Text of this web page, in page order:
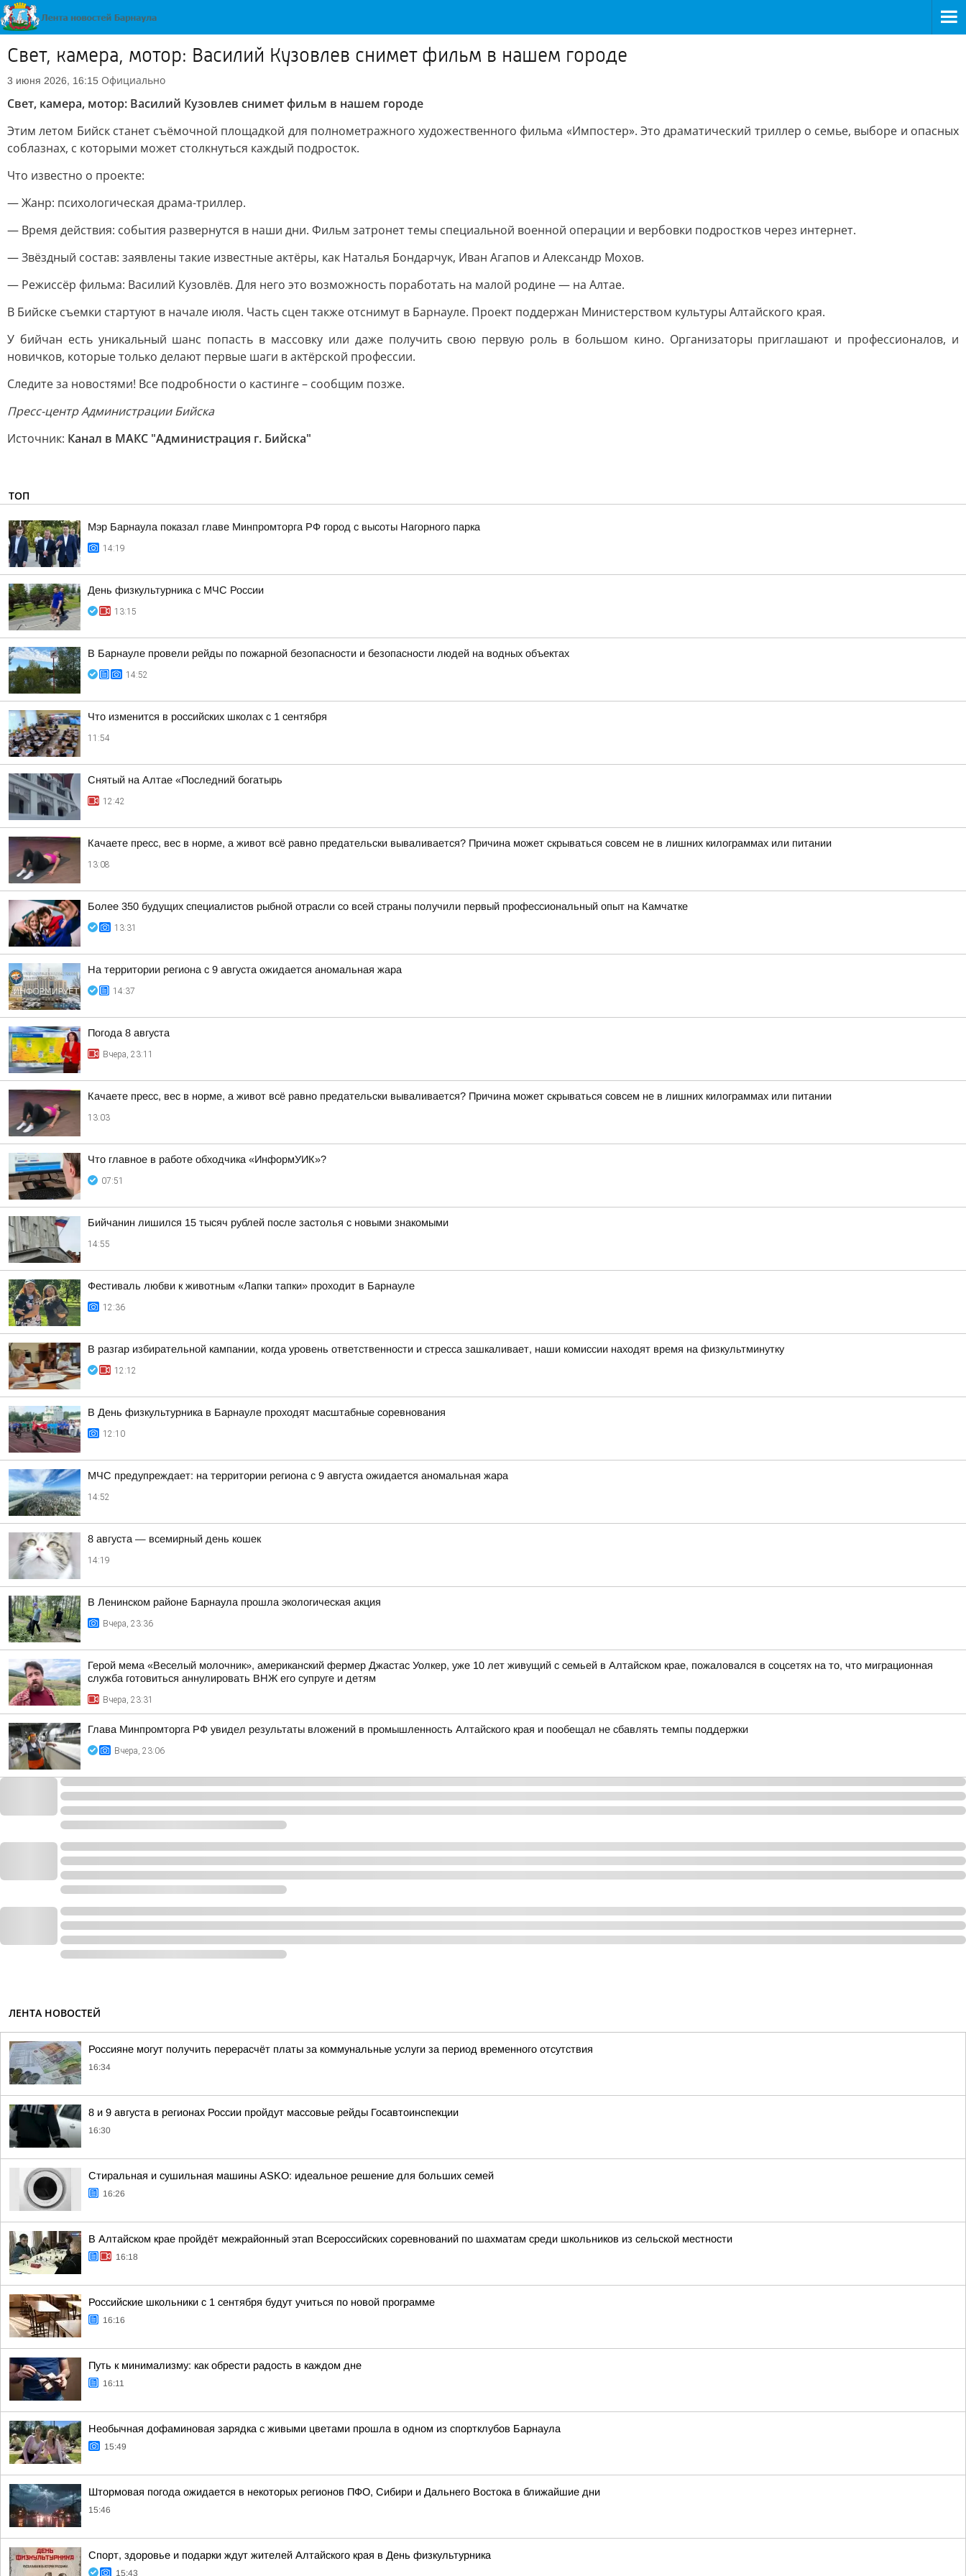
Свет, камера, мотор: Василий Кузовлев снимет фильм в нашем городе
3 июня 2026, 16:15 Официально
Свет, камера, мотор: Василий Кузовлев снимет фильм в нашем городе
Этим летом Бийск станет съёмочной площадкой для полнометражного художественного фильма «Импостер». Это драматический триллер о семье, выборе и опасных
соблазнах, с которыми может столкнуться каждый подросток.
Что известно о проекте:
— Жанр: психологическая драма-триллер.
— Время действия: события развернутся в наши дни. Фильм затронет темы специальной военной операции и вербовки подростков через интернет.
— Звёздный состав: заявлены такие известные актёры, как Наталья Бондарчук, Иван Агапов и Александр Мохов.
— Режиссёр фильма: Василий Кузовлёв. Для него это возможность поработать на малой родине — на Алтае.
В Бийске съемки стартуют в начале июля. Часть сцен также отснимут в Барнауле. Проект поддержан Министерством культуры Алтайского края.
У бийчан есть уникальный шанс попасть в массовку или даже получить свою первую роль в большом кино. Организаторы приглашают и профессионалов, и
новичков, которые только делают первые шаги в актёрской профессии.
Следите за новостями! Все подробности о кастинге – сообщим позже.
Пресс-центр Администрации Бийска
Источник: Канал в МАКС "Администрация г. Бийска"
ТОП
Мэр Барнаула показал главе Минпромторга РФ город с высоты Нагорного парка
14:19
День физкультурника с МЧС России
13:15
В Барнауле провели рейды по пожарной безопасности и безопасности людей на водных объектах
14:52
Что изменится в российских школах с 1 сентября
11:54
Снятый на Алтае «Последний богатырь
12:42
Качаете пресс, вес в норме, а живот всё равно предательски вываливается? Причина может скрываться совсем не в лишних килограммах или питании
13:08
Более 350 будущих специалистов рыбной отрасли со всей страны получили первый профессиональный опыт на Камчатке
13:31
На территории региона с 9 августа ожидается аномальная жара
14:37
Погода 8 августа
Вчера, 23:11
Качаете пресс, вес в норме, а живот всё равно предательски вываливается? Причина может скрываться совсем не в лишних килограммах или питании
13:03
Что главное в работе обходчика «ИнформУИК»?
07:51
Бийчанин лишился 15 тысяч рублей после застолья с новыми знакомыми
14:55
Фестиваль любви к животным «Лапки тапки» проходит в Барнауле
12:36
В разгар избирательной кампании, когда уровень ответственности и стресса зашкаливает, наши комиссии находят время на физкультминутку
12:12
В День физкультурника в Барнауле проходят масштабные соревнования
12:10
МЧС предупреждает: на территории региона с 9 августа ожидается аномальная жара
14:52
8 августа — всемирный день кошек
14:19
В Ленинском районе Барнаула прошла экологическая акция
Вчера, 23:36
Герой мема «Веселый молочник», американский фермер Джастас Уолкер, уже 10 лет живущий с семьей в Алтайском крае, пожаловался в соцсетях на то, что миграционная
служба готовиться аннулировать ВНЖ его супруге и детям
Вчера, 23:31
Глава Минпромторга РФ увидел результаты вложений в промышленность Алтайского края и пообещал не сбавлять темпы поддержки
Вчера, 23:06
ЛЕНТА НОВОСТЕЙ
Россияне могут получить перерасчёт платы за коммунальные услуги за период временного отсутствия
16:34
8 и 9 августа в регионах России пройдут массовые рейды Госавтоинспекции
16:30
Стиральная и сушильная машины ASKO: идеальное решение для больших семей
16:26
В Алтайском крае пройдёт межрайонный этап Всероссийских соревнований по шахматам среди школьников из сельской местности
16:18
Российские школьники с 1 сентября будут учиться по новой программе
16:16
Путь к минимализму: как обрести радость в каждом дне
16:11
Необычная дофаминовая зарядка с живыми цветами прошла в одном из спортклубов Барнаула
15:49
Штормовая погода ожидается в некоторых регионов ПФО, Сибири и Дальнего Востока в ближайшие дни
15:46
Спорт, здоровье и подарки ждут жителей Алтайского края в День физкультурника
15:43